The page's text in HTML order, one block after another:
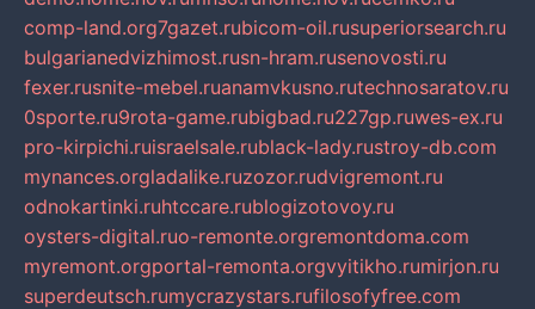
comp-land.org7gazet.rubicom-oil.rusuperiorsearch.ru
bulgarianedvizhimost.rusn-hram.rusenovosti.ru
fexer.rusnite-mebel.ruanamvkusno.rutechnosaratov.ru
0sporte.ru9rota-game.rubigbad.ru227gp.ruwes-ex.ru
pro-kirpichi.ruisraelsale.rublack-lady.rustroy-db.com
mynances.orgladalike.ruzozor.rudvigremont.ru
odnokartinki.ruhtccare.rublogizotovoy.ru
oysters-digital.ruo-remonte.orgremontdoma.com
myremont.orgportal-remonta.orgvyitikho.rumirjon.ru
superdeutsch.rumycrazystars.rufilosofyfree.com